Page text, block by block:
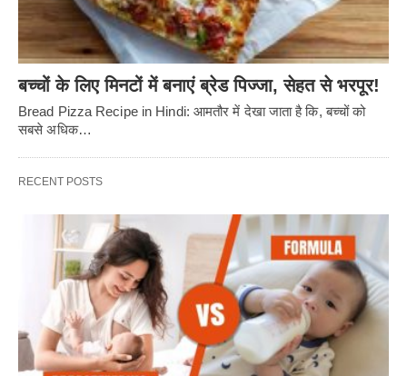
बच्चों के लिए मिनटों में बनाएं ब्रेड पिज्जा, सेहत से भरपूर!
Bread Pizza Recipe in Hindi: आमतौर में देखा जाता है कि, बच्चों को
सबसे अधिक…
RECENT POSTS